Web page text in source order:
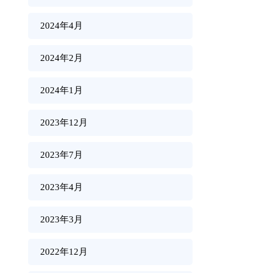
2024年4月
2024年2月
2024年1月
2023年12月
2023年7月
2023年4月
2023年3月
2022年12月